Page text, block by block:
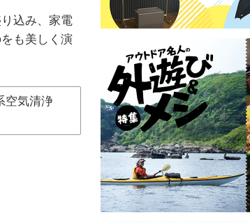
込み、家電
も美しく演
空気清浄